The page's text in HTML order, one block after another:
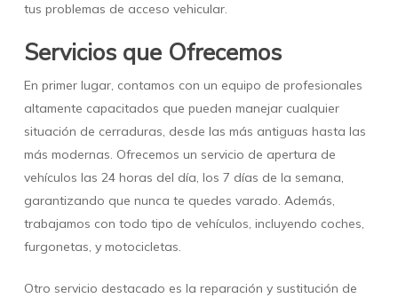
tus problemas de acceso vehicular.
Servicios que Ofrecemos
En primer lugar, contamos con un equipo de profesionales
altamente capacitados que pueden manejar cualquier
situación de cerraduras, desde las más antiguas hasta las
más modernas. Ofrecemos un servicio de apertura de
vehículos las 24 horas del día, los 7 días de la semana,
garantizando que nunca te quedes varado. Además,
trabajamos con todo tipo de vehículos, incluyendo coches,
furgonetas, y motocicletas.
Otro servicio destacado es la reparación y sustitución de